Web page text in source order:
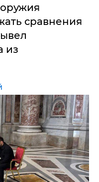
сравнения
из